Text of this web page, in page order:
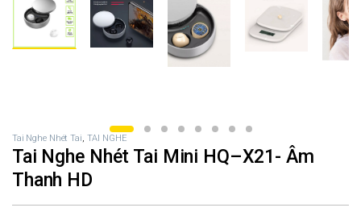
Tai Nghe Nhét Tai, TAI NGHE
Tai Nghe Nhét Tai Mini HQ–X21- Âm
Thanh HD